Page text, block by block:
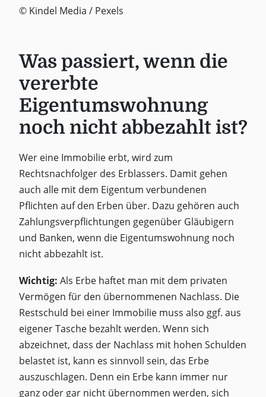
© Kindel Media / Pexels
Was passiert, wenn die
vererbte
Eigentumswohnung
noch nicht abbezahlt ist?
Wer eine Immobilie erbt, wird zum
Rechtsnachfolger des Erblassers. Damit gehen
auch alle mit dem Eigentum verbundenen
Pflichten auf den Erben über. Dazu gehören auch
Zahlungsverpflichtungen gegenüber Gläubigern
und Banken, wenn die Eigentumswohnung noch
nicht abbezahlt ist.
Wichtig: Als Erbe haftet man mit dem privaten
Vermögen für den übernommenen Nachlass. Die
Restschuld bei einer Immobilie muss also ggf. aus
eigener Tasche bezahlt werden. Wenn sich
abzeichnet, dass der Nachlass mit hohen Schulden
belastet ist, kann es sinnvoll sein, das Erbe
auszuschlagen. Denn ein Erbe kann immer nur
ganz oder gar nicht übernommen werden, sich